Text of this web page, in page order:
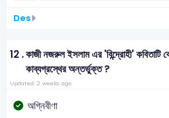
Des
12 .কাজী নজরুল ইসলাম এর 'বিন্দ্রোহী' কবিতাটি
কাব্যগ্রস্থের অন্তর্ভুক্ত ?
Updated: 2 weeks ago
অগ্নিবীণা